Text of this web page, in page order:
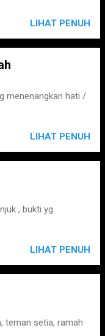
LIHAT PENUH
menenangkan hati /
LIHAT PENUH
, bukti yg
LIHAT PENUH
teman setia, ramah